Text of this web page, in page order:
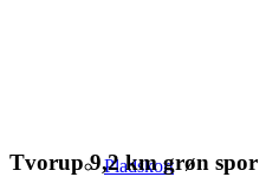
Pladskort
Tvorup 9,2 km grøn spor